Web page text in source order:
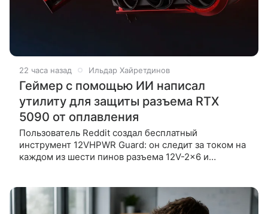
22 часа назад Ильдар Хайретдинов
Геймер с помощью ИИ написал
утилиту для защиты разъема RTX
5090 от оплавления
Пользователь Reddit создал бесплатный
инструмент 12VHPWR Guard: он следит за током на
каждом из шести пинов разъема 12V-2×6 и